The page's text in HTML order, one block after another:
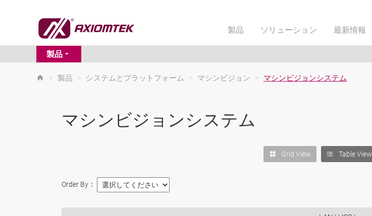
製品 ソリューション 最新情報
製品
> 製品 > システムとプラットフォーム > マシンビジョン > マシンビジョンシステム
マシンビジョンシステム
Grid View Table View
Order By：